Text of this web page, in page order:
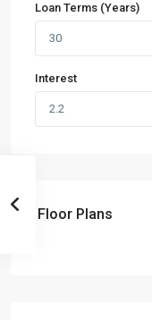
Loan Terms (Years)
Interest
Floor Plans